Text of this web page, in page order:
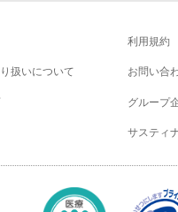
利用規約
扱いについて お問い合
グループ
サスティ